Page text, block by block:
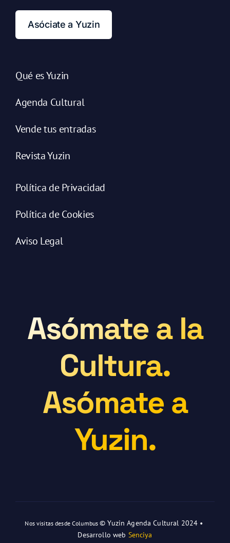
Asóciate a Yuzin
Qué es Yuzin
Agenda Cultural
Vende tus entradas
Revista Yuzin
Política de Privacidad
Política de Cookies
Aviso Legal
Asómate a la
Cultura.
Asómate a
Yuzin.
Nos visitas desde Columbus© Yuzin Agenda Cultural 2024 •
Desarrollo web Senciya